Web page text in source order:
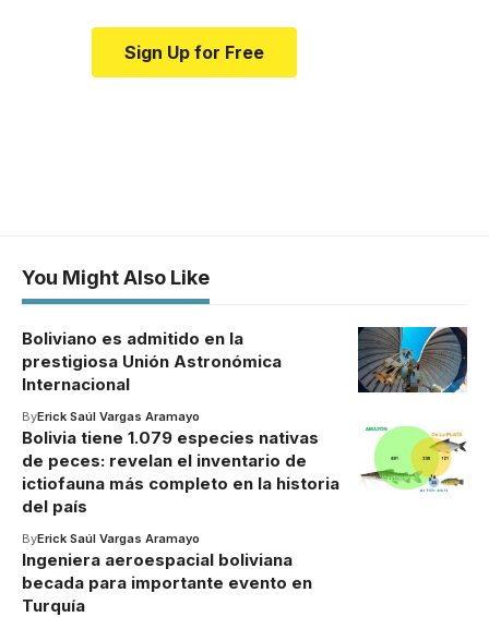
Sign Up for Free
You Might Also Like
Boliviano es admitido en la
prestigiosa Unión Astronómica
Internacional
ByErick Saúl Vargas Aramayo
Bolivia tiene 1.079 especies nativas
de peces: revelan el inventario de
ictiofauna más completo en la historia
del país
ByErick Saúl Vargas Aramayo
Ingeniera aeroespacial boliviana
becada para importante evento en
Turquía